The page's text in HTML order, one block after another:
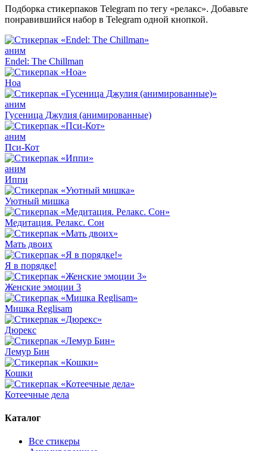
Подборка стикерпаков Telegram по тегу «релакс». Добавьте
понравившийся набор в Telegram одной кнопкой.
аним
Endel: The Chillman
Ноа
аним
Гусеница Джулия (анимированные)
аним
Пси-Кот
аним
Иппи
Уютный мишка
Медитация. Релакс. Сон
Мать двоих
Я в порядке!
Женские эмоции 3
Мишка Reglisam
Дюрекс
Лемур Бин
Кошки
Котеечные дела
Каталог
Все стикеры